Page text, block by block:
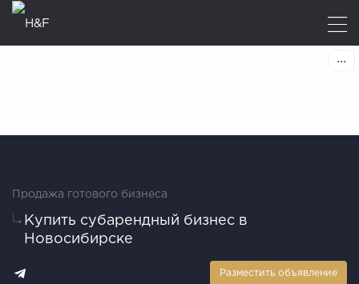
Продажа готового бизнеса
Купить субарендный бизнес в
Новосибирске
Разместить объявление